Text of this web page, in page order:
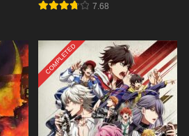
7.68
COMPLETED